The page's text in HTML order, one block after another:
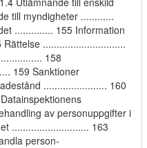
till myndigheter ............
.............. 155 Information
..............................
158
159 Sanktioner
....................... 160
av personuppgifter i
............................ 163
person-